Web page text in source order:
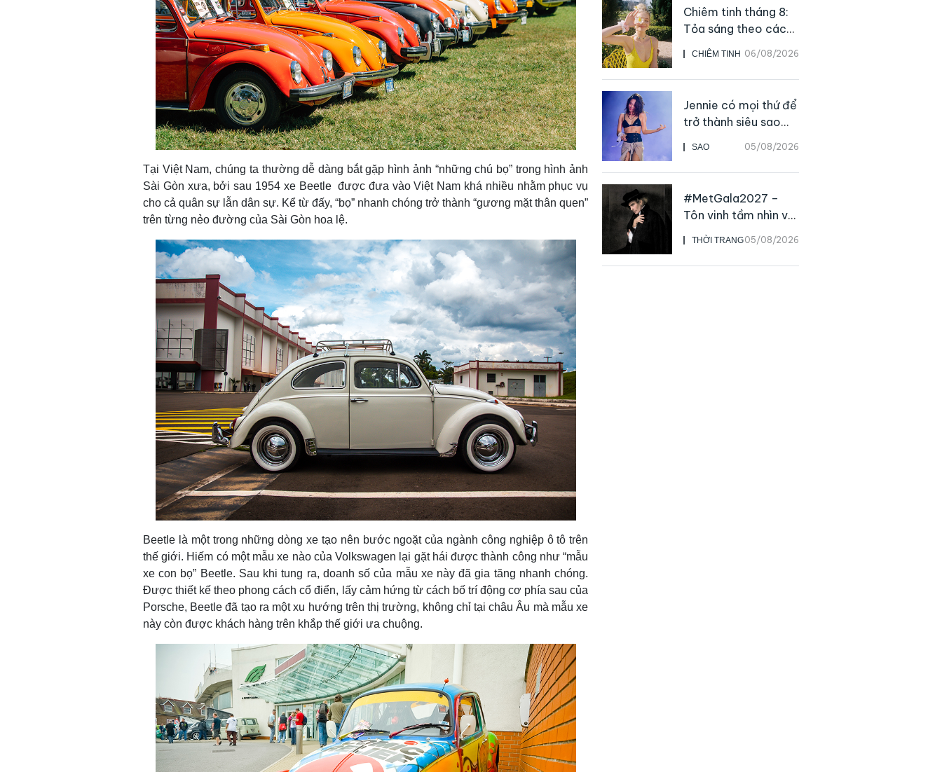
Tại Việt Nam, chúng ta thường dễ dàng bắt gặp hình ảnh “những chú bọ” trong hình ảnh
Sài Gòn xưa, bởi sau 1954 xe Beetle được đưa vào Việt Nam khá nhiều nhằm phục vụ
cho cả quân sự lẫn dân sự. Kể từ đấy, “bọ” nhanh chóng trở thành “gương mặt thân quen”
trên từng nẻo đường của Sài Gòn hoa lệ.
Beetle là một trong những dòng xe tạo nên bước ngoặt của ngành công nghiệp ô tô trên
thế giới. Hiếm có một mẫu xe nào của Volkswagen lại gặt hái được thành công như “mẫu
xe con bọ” Beetle. Sau khi tung ra, doanh số của mẫu xe này đã gia tăng nhanh chóng.
Được thiết kế theo phong cách cổ điển, lấy cảm hứng từ cách bố trí động cơ phía sau của
Porsche, Beetle đã tạo ra một xu hướng trên thị trường, không chỉ tại châu Âu mà mẫu xe
này còn được khách hàng trên khắp thế giới ưa chuộng.
CHIÊM TINH 06/08/2026
Chiêm tinh tháng 8:
Tỏa sáng theo cách
của chính mình
SAO 05/08/2026
Jennie có mọi thứ để
trở thành siêu sao
live
THỜI TRANG05/08/2026
#MetGala2027 –
Tôn vinh tầm nhìn và
sức ảnh hưởng sâu
rộng của NTK John
Galliano